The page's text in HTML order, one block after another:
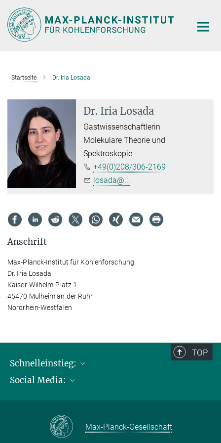
Hauptinhalt
Startseite Dr. Iria Losada
Dr. Iria Losada
Gastwissenschaftlerin
Molekulare Theorie und
Spektroskopie
+49(0)208/306-2169
losada@...
Anschrift
Max-Planck-Institut für Kohlenforschung
Dr. Iria Losada
Kaiser-Wilhelm-Platz 1
45470 Mülheim an der Ruhr
Nordrhein-Westfalen
TOP
Schnelleinstieg:
Publikationen
Kontakt und Anfahrtsbeschreibung
Social Media:
Max-Planck-Gesellschaft